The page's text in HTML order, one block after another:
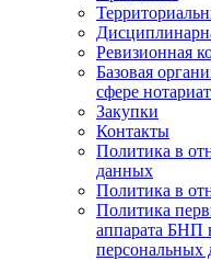
Ревизионная
Базовая
сфере
Закупки
Контакты
Политика в
данных
Политика в
Политика
аппарата БНП
персональных